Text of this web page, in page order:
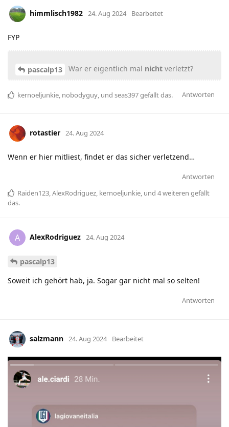
himmlisch1982 24. Aug 2024 Bearbeitet
FYP
pascalp13 War er eigentlich mal nicht verletzt?
Antworten
kernoeljunkie, nobodyguy, und seas397gefällt das.
rotastier 24. Aug 2024
Wenn er hier mitliest, findet er das sicher verletzend…
Antworten
Raiden123,AlexRodriguez, kernoeljunkie, und 4weiteren gefällt
das.
A AlexRodriguez 24. Aug 2024
pascalp13
Soweit ich gehört hab, ja. Sogar gar nicht mal so selten!
Antworten
salzmann 24. Aug 2024 Bearbeitet